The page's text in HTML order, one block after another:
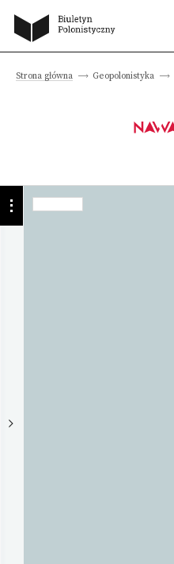
Strona główna Geopolonistyka
Instytucja